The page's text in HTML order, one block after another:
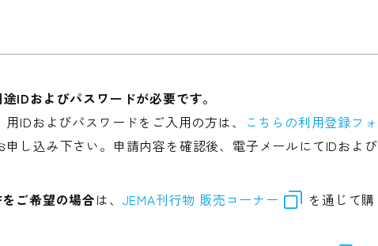
IDおよびパスワードが必要です。
IDおよびパスワードをご入用の方は、
こちらの利用登録フォ
し込み下さい。申請内容を確認後、電子メールにてIDおよび
ご希望の場合は、 JEMA刊行物 販売コーナー
を通じて購